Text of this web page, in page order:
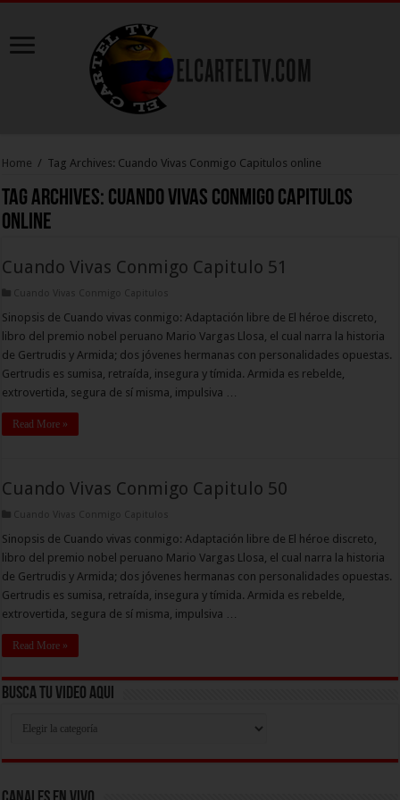
Home / Tag Archives: Cuando Vivas Conmigo Capitulos online
Tag Archives: Cuando Vivas Conmigo Capitulos
online
Cuando Vivas Conmigo Capitulo 51
Cuando Vivas Conmigo Capitulos
Sinopsis de Cuando vivas conmigo: Adaptación libre de El héroe discreto,
libro del premio nobel peruano Mario Vargas Llosa, el cual narra la historia
de Gertrudis y Armida; dos jóvenes hermanas con personalidades opuestas.
Gertrudis es sumisa, retraída, insegura y tímida. Armida es rebelde,
extrovertida, segura de sí misma, impulsiva …
Read More »
Cuando Vivas Conmigo Capitulo 50
Cuando Vivas Conmigo Capitulos
Sinopsis de Cuando vivas conmigo: Adaptación libre de El héroe discreto,
libro del premio nobel peruano Mario Vargas Llosa, el cual narra la historia
de Gertrudis y Armida; dos jóvenes hermanas con personalidades opuestas.
Gertrudis es sumisa, retraída, insegura y tímida. Armida es rebelde,
extrovertida, segura de sí misma, impulsiva …
Read More »
Busca Tu Video Aqui
Aqui